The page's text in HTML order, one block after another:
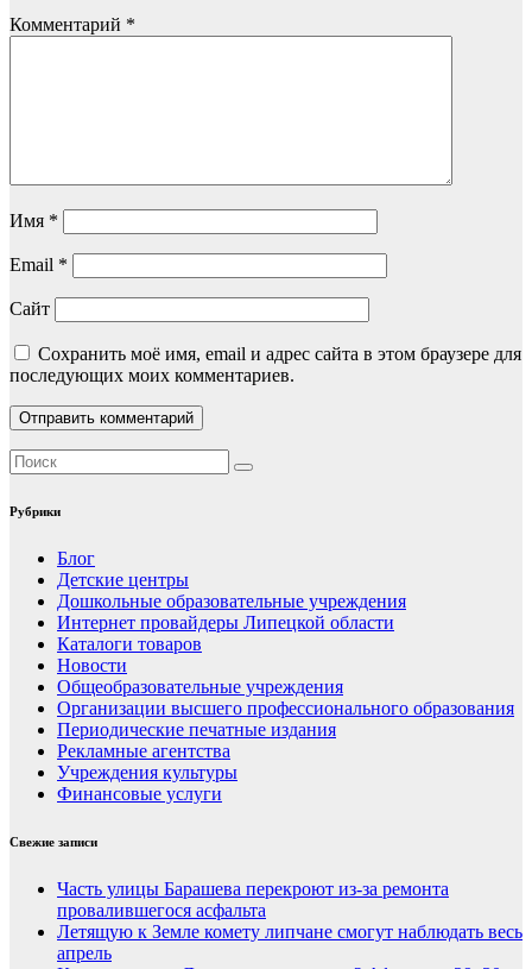
Комментарий *
Имя *
Email *
Сайт
Сохранить моё имя, email и адрес сайта в этом браузере для
последующих моих комментариев.
Рубрики
Блог
Детские центры
Дошкольные образовательные учреждения
Интернет провайдеры Липецкой области
Каталоги товаров
Новости
Общеобразовательные учреждения
Организации высшего профессионального образования
Периодические печатные издания
Рекламные агентства
Учреждения культуры
Финансовые услуги
Свежие записи
Часть улицы Барашева перекроют из-за ремонта
провалившегося асфальта
Летящую к Земле комету липчане смогут наблюдать весь
апрель